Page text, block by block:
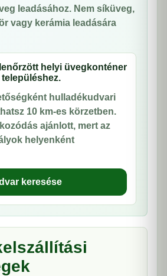
leadásához. Nem síküveg,
vagy kerámia leadására
helyi üvegkonténer
hulladékudvari
10 km-es körzetben.
ajánlott, mert az
helyenként
keresése